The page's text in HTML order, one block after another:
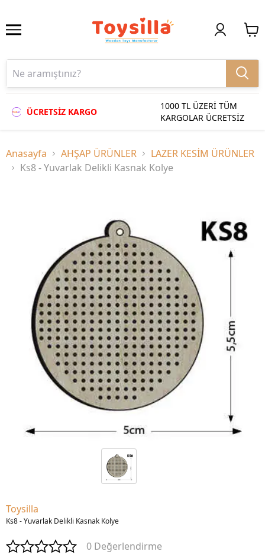
ÜCRETSİZ KARGO
1000 TL ÜZERİ TÜM
KARGOLAR ÜCRETSİZ
Anasayfa AHŞAP ÜRÜNLER
LAZER KESİM ÜRÜNLER
Ks8 - Yuvarlak Delikli Kasnak Kolye
Toysilla
Ks8 - Yuvarlak Delikli Kasnak Kolye
0 Değerlendirme